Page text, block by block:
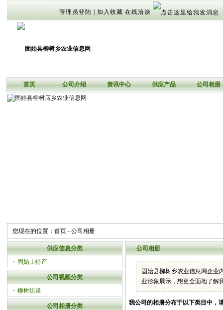
管理员登陆 加入收藏 在线洽谈
首页 公司介绍 资讯中心 供应产品 公司相册
您现在的位置： 首页 - 公司相册
供应信息分类
固始土特产
公司视频分类
柳树街道
公司相册分类
公司相册
固始县柳树乡农业信息网企业
业形象展示，想更全面地了解
我公司的相册分布于以下类目中，